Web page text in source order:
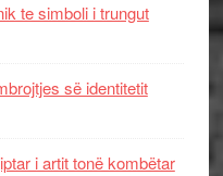
te simboli i trungut
së identitetit
i artit tonë kombëtar